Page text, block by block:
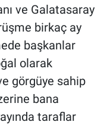
ve Galatasaray
birkaç ay
başkanlar
olarak
görgüye sahip
bana
taraflar